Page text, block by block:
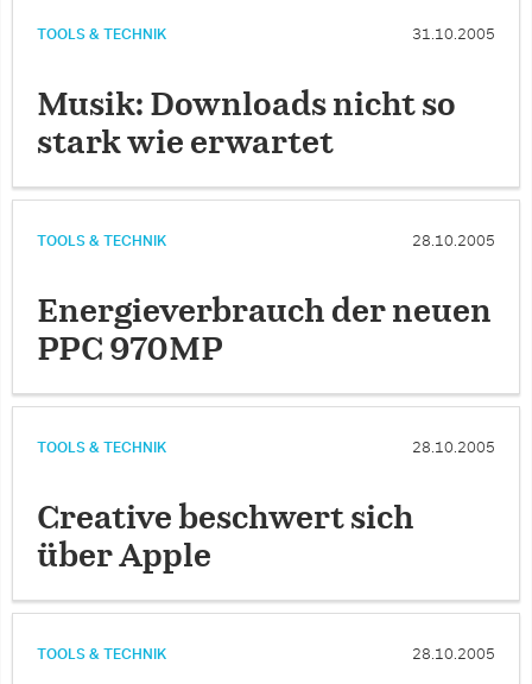
TOOLS & TECHNIK 31.10.2005
Musik: Downloads nicht so
stark wie erwartet
TOOLS & TECHNIK 28.10.2005
Energieverbrauch der neuen
PPC 970MP
TOOLS & TECHNIK 28.10.2005
Creative beschwert sich
über Apple
TOOLS & TECHNIK 28.10.2005